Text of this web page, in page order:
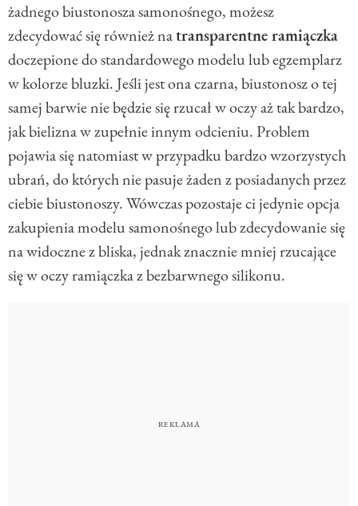
żadnego biustonosza samonośnego, możesz
zdecydować się również natransparentne ramiączka
doczepione do standardowego modelu lub egzemplarz
w kolorze bluzki. Jeśli jest ona czarna, biustonosz o tej
samej barwie nie będzie się rzucał w oczy aż tak bardzo,
jak bielizna w zupełnie innym odcieniu. Problem
pojawia się natomiast w przypadku bardzo wzorzystych
ubrań, do których nie pasuje żaden z posiadanych przez
ciebie biustonoszy. Wówczas pozostaje ci jedynie opcja
zakupienia modelu samonośnego lub zdecydowanie się
na widoczne z bliska, jednak znacznie mniej rzucające
się w oczy ramiączka z bezbarwnego silikonu.